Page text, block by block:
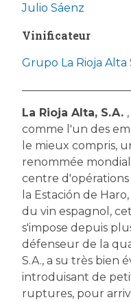
Julio Sáenz
Vinificateur
Grupo La Rioja Alta
La Rioja Alta, S.A.
comme l'un des
le mieux compris,
renommée
centre
la Estación de
du vin espagnol,
s'impose depuis
défenseur de la
S.A., a su très bien
introduisant de
ruptures, pour